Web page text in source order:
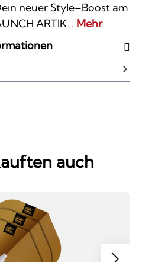
neuer Style–Boost am
ARTIK… Mehr
auch